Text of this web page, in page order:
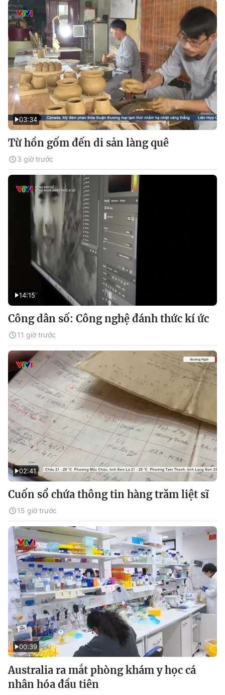
03:34
Từ hồn gốm đến di sản làng quê
3 giờ trước
14:15
Công dân số: Công nghệ đánh thức kí ức
11 giờ trước
02:41
Cuốn sổ chứa thông tin hàng trăm liệt sĩ
15 giờ trước
00:39
Australia ra mắt phòng khám y học cá
nhân hóa đầu tiên